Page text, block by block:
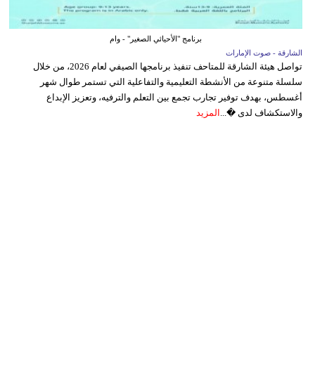
برنامج "الأحيائي الصغير" - وام
الشارقة - صوت الإمارات
تواصل هيئة الشارقة للمتاحف تنفيذ برنامجها الصيفي لعام 2026، من خلال
سلسلة متنوعة من الأنشطة التعليمية والتفاعلية التي تستمر طوال شهر
أغسطس، بهدف توفير تجارب تجمع بين التعلم والترفيه، وتعزيز الإبداع
والاستكشاف لدى �... المزيد